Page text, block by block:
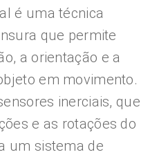
é uma técnica
que permite
a orientação e a
em movimento.
inerciais, que
e as rotações do
um sistema de